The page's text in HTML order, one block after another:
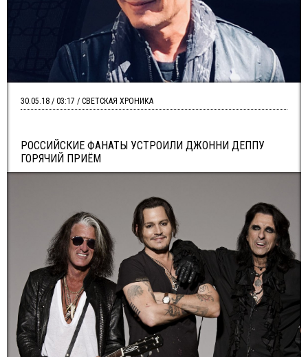
РОССИЙСКИЕ ФАНАТЫ УСТРОИЛИ ДЖОННИ ДЕППУ
ГОРЯЧИЙ ПРИЁМ
30.05.18 / 03:17 / СВЕТСКАЯ ХРОНИКА